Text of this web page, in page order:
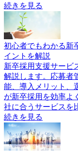
続きを見る
初心者でもわかる新
イントを解説
新卒採用支援サービ
解説します。応募者
能、導入メリット、
が新卒採用を効率よ
社に合うサービスを
続きを見る